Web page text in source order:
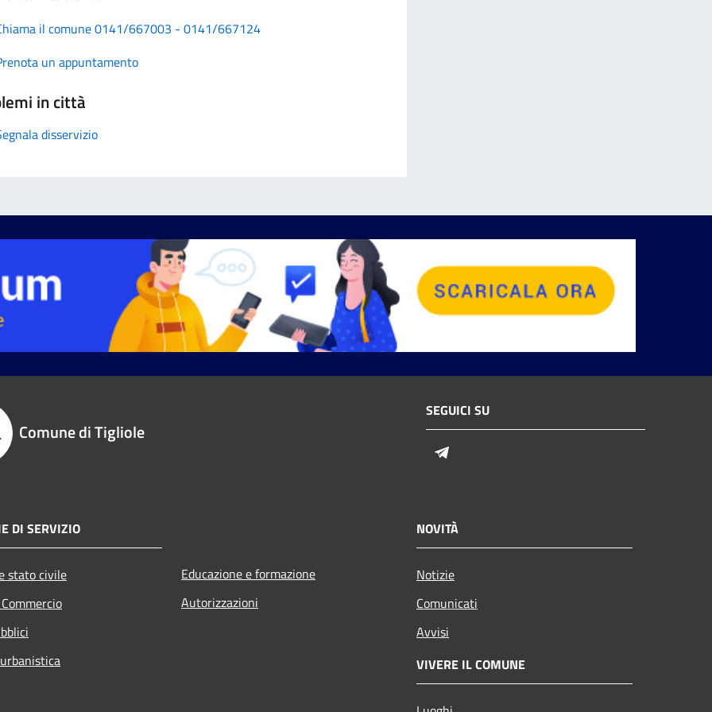
il comune 0141/667003 - 0141/667124
un appuntamento
in città
disservizio
Comune di Tigliole
SEGUICI SU
DI SERVIZIO
stato civile
Educazione e formazione
Autorizzazioni
NOVITÀ
Notizie
Comunicati
Avvisi
VIVERE IL COMUNE